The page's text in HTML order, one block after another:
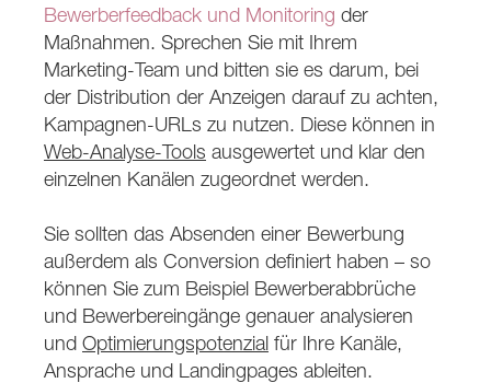
Bewerberfeedback und Monitoring der
Maßnahmen. Sprechen Sie mit Ihrem
Marketing-Team und bitten sie es darum, bei
der Distribution der Anzeigen darauf zu achten,
Kampagnen-URLs zu nutzen. Diese können in
Web-Analyse-Tools ausgewertet und klar den
einzelnen Kanälen zugeordnet werden.
Sie sollten das Absenden einer Bewerbung
außerdem als Conversion definiert haben – so
können Sie zum Beispiel Bewerberabbrüche
und Bewerbereingänge genauer analysieren
und Optimierungspotenzial für Ihre Kanäle,
Ansprache und Landingpages ableiten.